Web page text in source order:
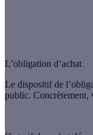
L’obligation d’achat
Le dispositif de l’
public. Concrètement,